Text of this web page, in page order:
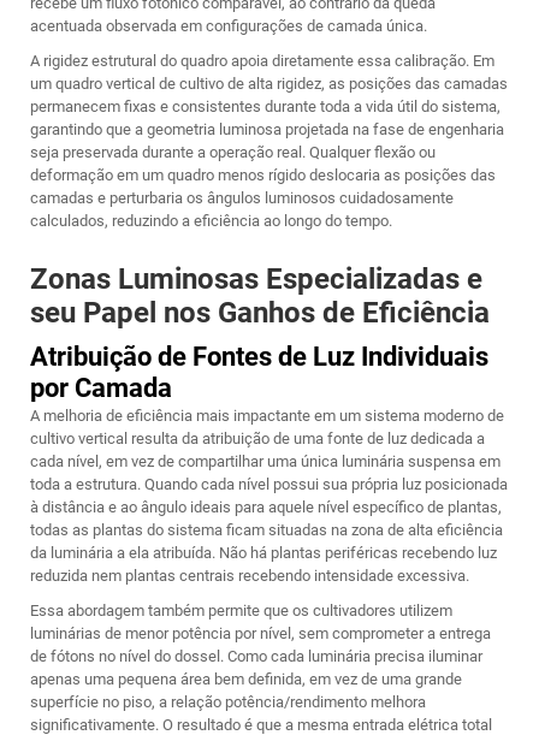
acentuada observada em configurações de camada única.
A rigidez estrutural do quadro apoia diretamente essa calibração. Em
um quadro vertical de cultivo de alta rigidez, as posições das camadas
permanecem fixas e consistentes durante toda a vida útil do sistema,
garantindo que a geometria luminosa projetada na fase de engenharia
seja preservada durante a operação real. Qualquer flexão ou
deformação em um quadro menos rígido deslocaria as posições das
camadas e perturbaria os ângulos luminosos cuidadosamente
calculados, reduzindo a eficiência ao longo do tempo.
Zonas Luminosas Especializadas e
seu Papel nos Ganhos de Eficiência
Atribuição de Fontes de Luz Individuais
por Camada
A melhoria de eficiência mais impactante em um sistema moderno de
cultivo vertical resulta da atribuição de uma fonte de luz dedicada a
cada nível, em vez de compartilhar uma única luminária suspensa em
toda a estrutura. Quando cada nível possui sua própria luz posicionada
à distância e ao ângulo ideais para aquele nível específico de plantas,
todas as plantas do sistema ficam situadas na zona de alta eficiência
da luminária a ela atribuída. Não há plantas periféricas recebendo luz
reduzida nem plantas centrais recebendo intensidade excessiva.
Essa abordagem também permite que os cultivadores utilizem
luminárias de menor potência por nível, sem comprometer a entrega
de fótons no nível do dossel. Como cada luminária precisa iluminar
apenas uma pequena área bem definida, em vez de uma grande
superfície no piso, a relação potência/rendimento melhora
significativamente. O resultado é que a mesma entrada elétrica total